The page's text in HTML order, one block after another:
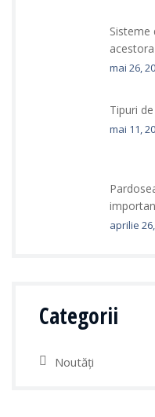
Sisteme
mai 26,
Tipuri
mai 11,
aprilie
Categorii
Noutăți